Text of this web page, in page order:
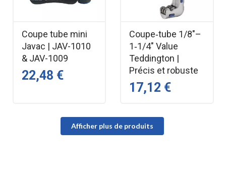
Coupe tube mini
Javac | JAV-1010
& JAV-1009
22,48 €
Coupe‑tube 1/8"–
1‑1/4" Value
Teddington |
Précis et robuste
17,12 €
Afficher plus de produits